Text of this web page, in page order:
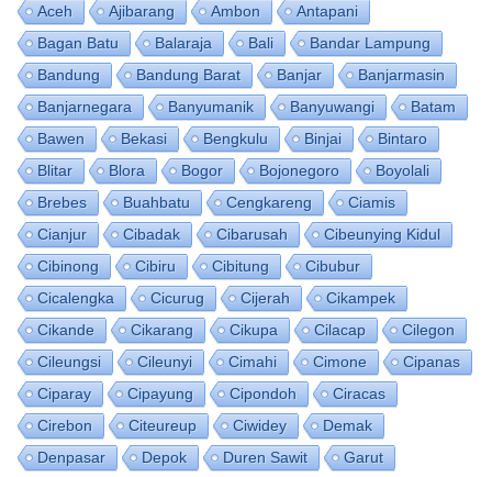
Aceh Ajibarang Ambon
Antapani
Bagan Batu
Balaraja Bali
Bandar Lampung
Bandung
Bandung Barat Banjar
Banjarmasin
Banjarnegara
Banyumanik Banyuwangi
Batam
Bawen
Bekasi Bengkulu Binjai
Bintaro
Blitar
Blora Bogor Bojonegoro
Boyolali
Brebes
Buahbatu Cengkareng
Ciamis
Cianjur
Cibadak Cibarusah
Cibeunying Kidul
Cibinong
Cibiru Cibitung
Cibubur
Cicalengka
Cicurug Cijerah
Cikampek
Cikande
Cikarang Cikupa Cilacap
Cilegon
Cileungsi
Cileunyi Cimahi Cimone
Cipanas
Ciparay
Cipayung Cipondoh
Ciracas
Cirebon
Citeureup Ciwidey
Demak
Denpasar
Depok Duren Sawit
Garut